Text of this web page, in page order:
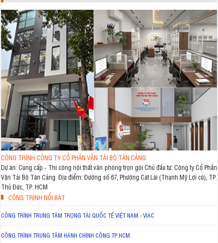
CÔNG TRÌNH CÔNG TY CỔ PHẦN VẬN TẢI BỘ TÂN CẢNG
Dự án: Cung cấp - Thi công nội thất văn phòng trọn gói Chủ đầu tư: Công ty Cổ Phần
Vận Tải Bộ Tân Cảng Địa điểm: Đường số 67, Phường Cát Lái (Thạnh Mỹ Lợi cũ), TP.
Thủ Đức, TP. HCM
CÔNG TRÌNH NỔI BẬT
CÔNG TRÌNH TRUNG TÂM TRỌNG TÀI QUỐC TẾ VIỆT NAM - VIAC
CÔNG TRÌNH TRUNG TÂM HÀNH CHÍNH CÔNG TP.HCM